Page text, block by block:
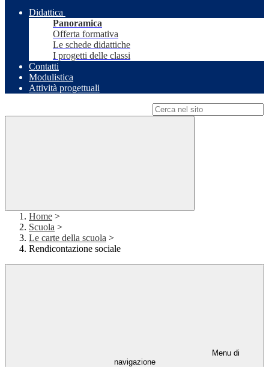
Didattica
Panoramica
Offerta formativa
Le schede didattiche
I progetti delle classi
Contatti
Modulistica
Attività progettuali
Home >
Scuola >
Le carte della scuola >
Rendicontazione sociale
Menu di
navigazione